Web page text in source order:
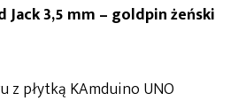
Jack 3,5 mm – goldpin żeński
z płytką KAmduino UNO